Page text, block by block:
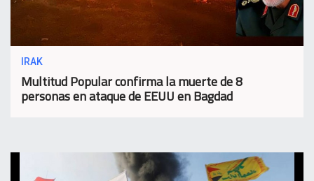
IRAK
Multitud Popular confirma la muerte de 8
personas en ataque de EEUU en Bagdad